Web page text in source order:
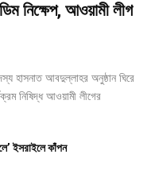
নিক্ষেপ, আওয়ামী লীগ
হাসনাত আবদুল্লাহর অনুষ্ঠান ঘিরে
নিষিদ্ধ আওয়ামী লীগের
ইসরাইলে কাঁপন